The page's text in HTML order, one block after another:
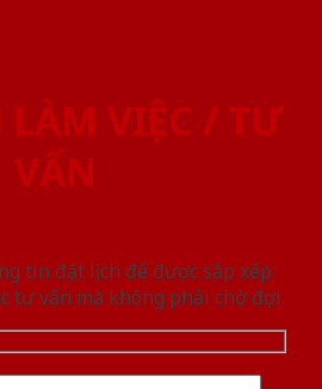
VIỆC / TƯ
VẤN
tin đặt lịch để được sắp xếp
tư vấn mà không phải chờ đợi.